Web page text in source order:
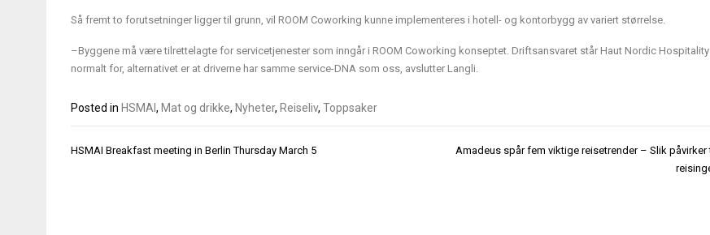
Så fremt to forutsetninger ligger til grunn, vil ROOM Coworking kunne implementeres i hotell- og kontorbygg av variert størrelse.
–Byggene må være tilrettelagte for servicetjenester som inngår i ROOM Coworking konseptet. Driftsansvaret står Haut Nordic
normalt for, alternativet er at driverne har samme service-DNA som oss, avslutter Langli.
Posted in HSMAI , Mat og drikke, Nyheter, Reiseliv, Toppsaker
Innleggsnavigasjon
HSMAI Breakfast meeting in Berlin Thursday March 5
Amadeus spår fem viktige reisetrender – Slik